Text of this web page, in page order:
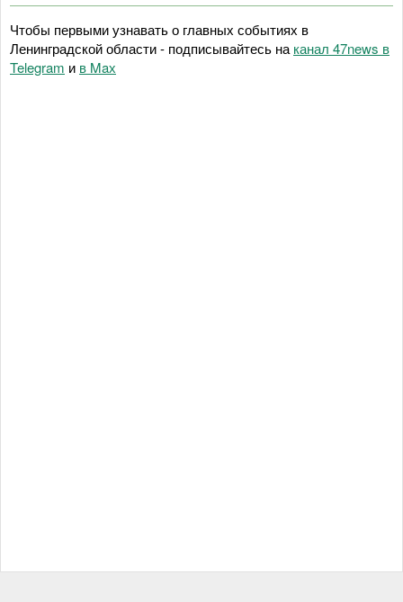
Чтобы первыми узнавать о главных событиях в
Ленинградской области - подписывайтесь на канал 47news в
Telegram и в Maх